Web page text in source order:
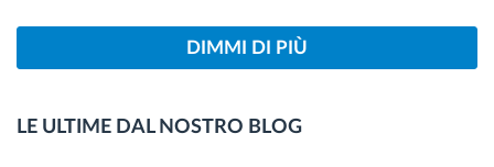
DIMMI DI PIÙ
LE ULTIME DAL NOSTRO BLOG